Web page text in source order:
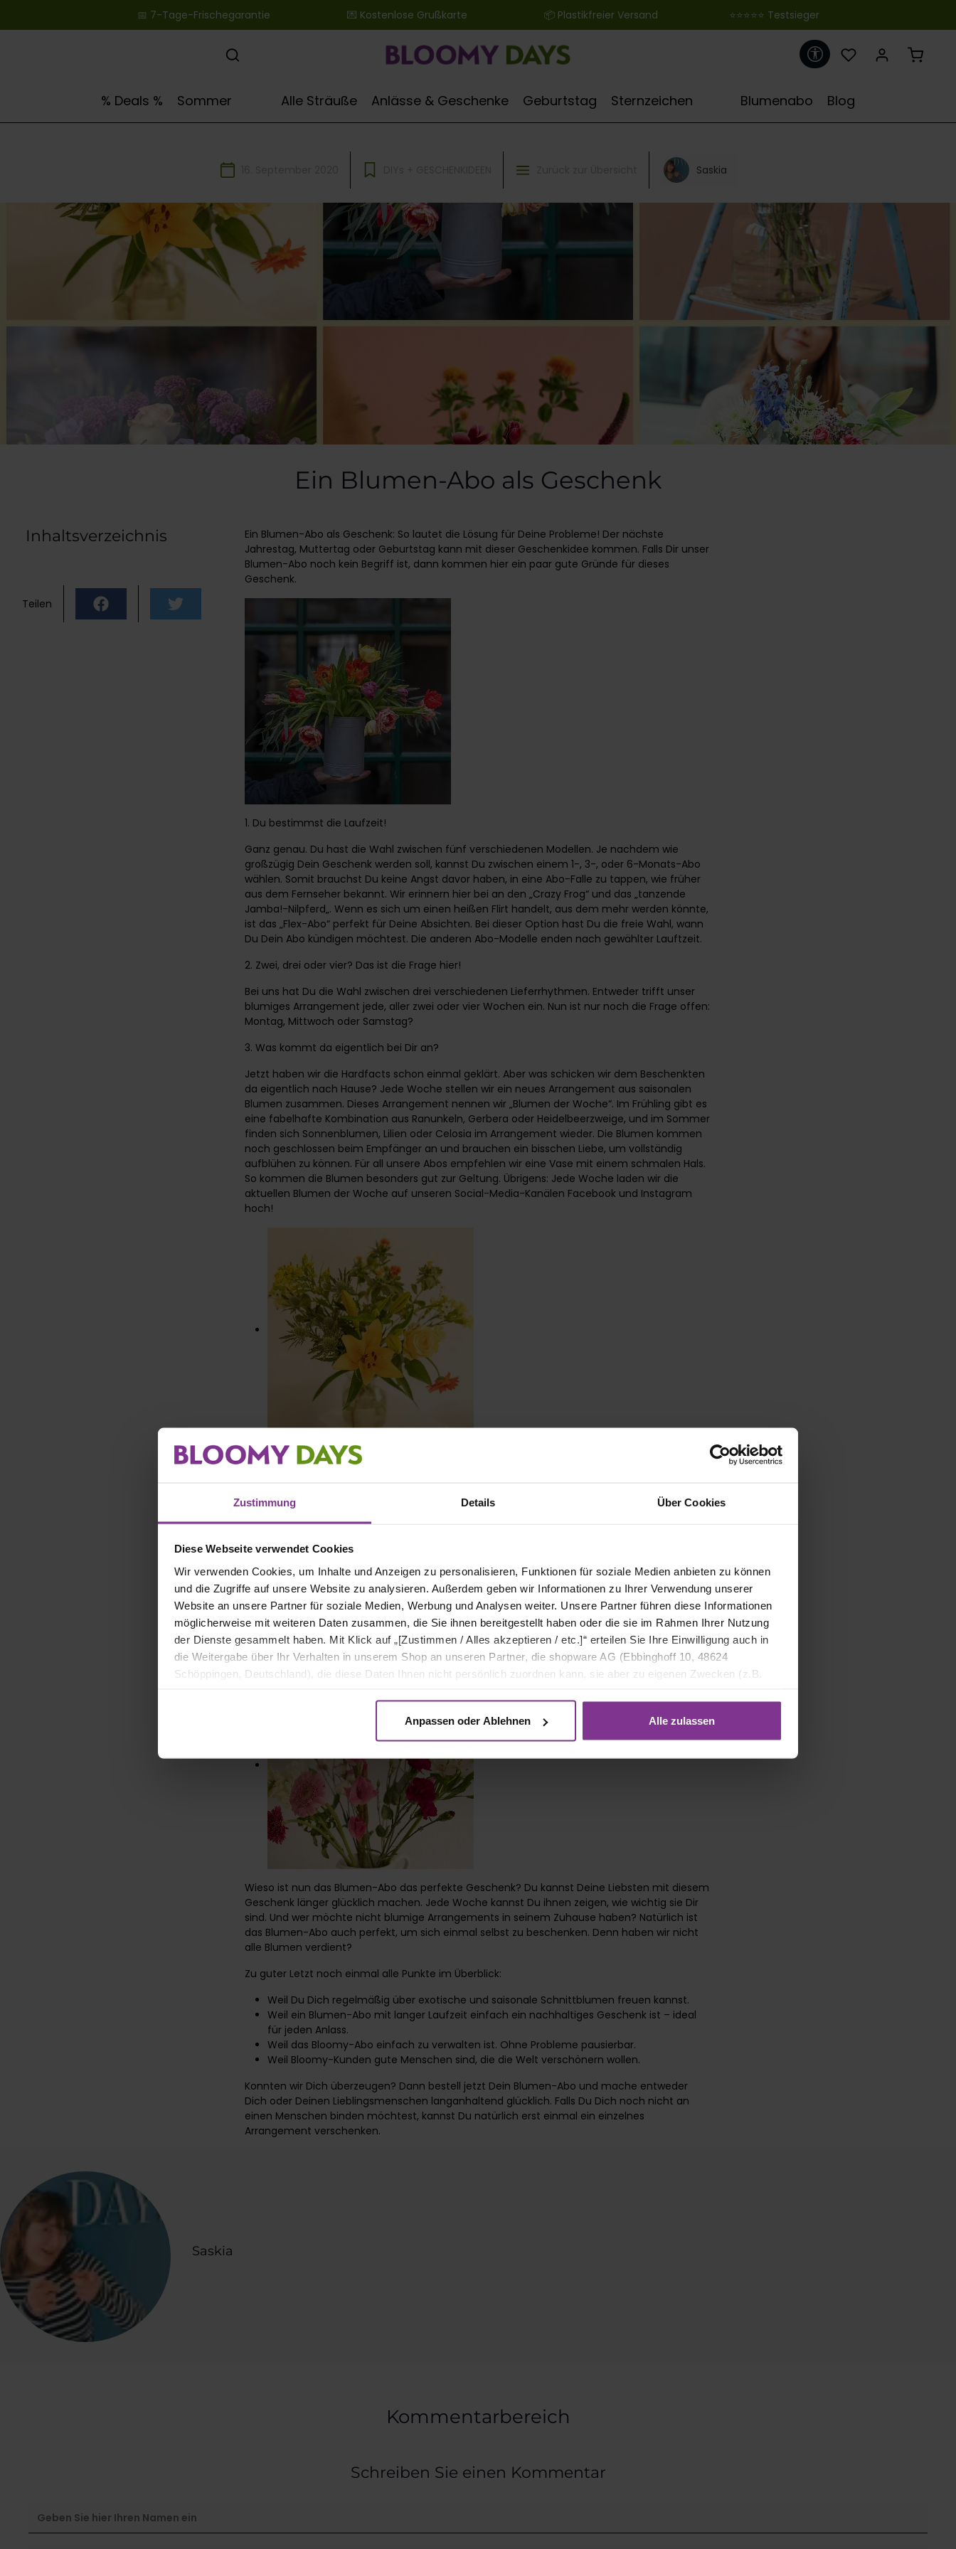
Zustimmung Details Über Cookies
Diese Webseite verwendet Cookies
Wir verwenden Cookies, um Inhalte und Anzeigen zu personalisieren, Funktionen für soziale Medien anbieten zu können
und die Zugriffe auf unsere Website zu analysieren. Außerdem geben wir Informationen zu Ihrer Verwendung unserer
Website an unsere Partner für soziale Medien, Werbung und Analysen weiter. Unsere Partner führen diese Informationen
möglicherweise mit weiteren Daten zusammen, die Sie ihnen bereitgestellt haben oder die sie im Rahmen Ihrer Nutzung
der Dienste gesammelt haben. Mit Klick auf „[Zustimmen / Alles akzeptieren / etc.]“ erteilen Sie Ihre Einwilligung auch in
die Weitergabe über Ihr Verhalten in unserem Shop an unseren Partner, die shopware AG (Ebbinghoff 10, 48624
Schöppingen, Deutschland), die diese Daten Ihnen nicht persönlich zuordnen kann, sie aber zu eigenen Zwecken (z.B.
Anpassen oder Ablehnen Alle zulassen
Zur Hauptnavigation springen
📅 7-Tage-Frischegarantie ‎ ‎ ‎ ‎ ‎ ‎ ‎ ‎ ‎ ‎ ‎ ‎ ‎ ‎ ‎ ‎ ‎ ‎ ‎ ‎ ‎ ‎ ‎ ‎ ‎ ‎ 💌 Kostenlose Grußkarte ‎ ‎ ‎ ‎ ‎ ‎ ‎ ‎ ‎ ‎ ‎ ‎ ‎ ‎ ‎ ‎ ‎ ‎ ‎ ‎ ‎ ‎ ‎ ‎ ‎ ‎ 📦 Plastikfreier Versand ‎ ‎ ‎ ‎ ‎ ‎ ‎ ‎ ‎ ‎ ‎ ‎ ‎ ‎ ‎ ‎ ‎ ‎ ‎ ‎ ‎ ‎ ‎ ‎ ‎⭐⭐⭐⭐⭐ Testsieger
Werkzeugleiste anzeigen
% Deals % Sommer Alle Sträuße Anlässe & Geschenke Geburtstag Sternzeichen Blumenabo Blog
Saskia
Ein Blumen-Abo als Geschenk
Inhaltsverzeichnis
Teilen
Ein Blumen-Abo als Geschenk: So lautet die Lösung für Deine Probleme! Der nächste
Jahrestag, Muttertag oder Geburtstag kann mit dieser Geschenkidee kommen. Falls Dir unser
Blumen-Abo noch kein Begriff ist, dann kommen hier ein paar gute Gründe für dieses
Geschenk.
1. Du bestimmst die Laufzeit!
Ganz genau. Du hast die Wahl zwischen fünf verschiedenen Modellen. Je nachdem wie
großzügig Dein Geschenk werden soll, kannst Du zwischen einem 1-, 3-, oder 6-Monats-Abo
wählen. Somit brauchst Du keine Angst davor haben, in eine Abo-Falle zu tappen, wie früher
aus dem Fernseher bekannt. Wir erinnern hier bei an den „Crazy Frog“ und das „tanzende
Jamba!-Nilpferd„. Wenn es sich um einen heißen Flirt handelt, aus dem mehr werden könnte,
ist das „Flex-Abo“ perfekt für Deine Absichten. Bei dieser Option hast Du die freie Wahl, wann
Du Dein Abo kündigen möchtest. Die anderen Abo-Modelle enden nach gewählter Lauftzeit.
2. Zwei, drei oder vier? Das ist die Frage hier!
Bei uns hat Du die Wahl zwischen drei verschiedenen Lieferrhythmen. Entweder trifft unser
blumiges Arrangement jede, aller zwei oder vier Wochen ein. Nun ist nur noch die Frage offen:
Montag, Mittwoch oder Samstag?
3. Was kommt da eigentlich bei Dir an?
Jetzt haben wir die Hardfacts schon einmal geklärt. Aber was schicken wir dem Beschenkten
da eigentlich nach Hause? Jede Woche stellen wir ein neues Arrangement aus saisonalen
Blumen zusammen. Dieses Arrangement nennen wir „Blumen der Woche“. Im Frühling gibt es
eine fabelhafte Kombination aus Ranunkeln, Gerbera oder Heidelbeerzweige, und im Sommer
finden sich Sonnenblumen, Lilien oder Celosia im Arrangement wieder. Die Blumen kommen
noch geschlossen beim Empfänger an und brauchen ein bisschen Liebe, um vollständig
aufblühen zu können. Für all unsere Abos empfehlen wir eine Vase mit einem schmalen Hals.
So kommen die Blumen besonders gut zur Geltung. Übrigens: Jede Woche laden wir die
aktuellen Blumen der Woche auf unseren Social-Media-Kanälen Facebook und Instagram
hoch!
Wieso ist nun das Blumen-Abo das perfekte Geschenk? Du kannst Deine Liebsten mit diesem
Geschenk länger glücklich machen. Jede Woche kannst Du ihnen zeigen, wie wichtig sie Dir
sind. Und wer möchte nicht blumige Arrangements in seinem Zuhause haben? Natürlich ist
das Blumen-Abo auch perfekt, um sich einmal selbst zu beschenken. Denn haben wir nicht
alle Blumen verdient?
Zu guter Letzt noch einmal alle Punkte im Überblick:
Weil Du Dich regelmäßig über exotische und saisonale Schnittblumen freuen kannst.
Weil ein Blumen-Abo mit langer Laufzeit einfach ein nachhaltiges Geschenk ist – ideal
für jeden Anlass.
Weil das Bloomy-Abo einfach zu verwalten ist. Ohne Probleme pausierbar.
Weil Bloomy-Kunden gute Menschen sind, die die Welt verschönern wollen.
Konnten wir Dich überzeugen? Dann bestell jetzt Dein Blumen-Abo und mache entweder
Dich oder Deinen Lieblingsmenschen langanhaltend glücklich. Falls Du Dich noch nicht an
einen Menschen binden möchtest, kannst Du natürlich erst einmal ein einzelnes
Arrangement verschenken.
Saskia
Kommentarbereich
Schreiben Sie einen Kommentar